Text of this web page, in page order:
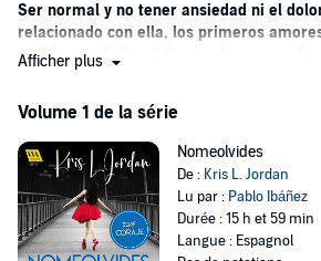
Ser normal y no tener ansiedad ni el
relacionado con ella, los primeros
problemas de la adolescencia que asedian
saber nada de ella, un viaje desde San
gestión emocional, son las nuevas
el paso de la infancia a la adolescencia.
Como una de las autoras de novela gráfica
mundo, Raina Telgemeier refleja de forma
Afficher plus
Volume 1 de la série
Nomeolvides
De : Kris L. Jordan
Lu par : Pablo Ibáñez
Durée : 15 h et 59 min
Langue : Espagnol